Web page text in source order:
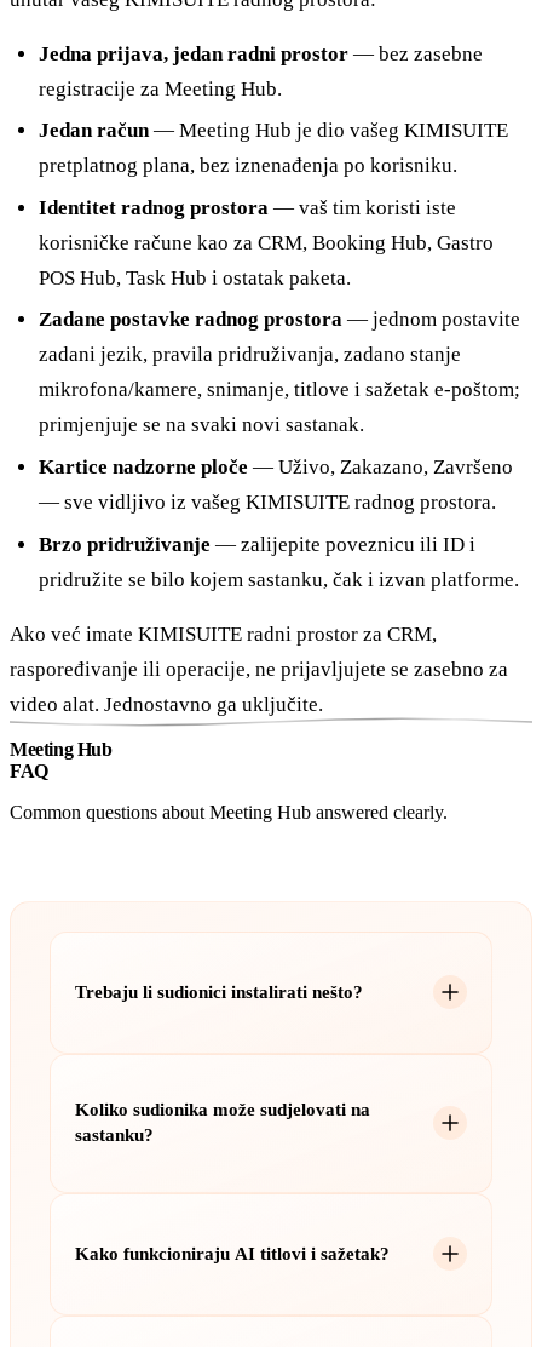
Jedna prijava, jedan radni prostor — bez zasebne
registracije za Meeting Hub.
Jedan račun— Meeting Hub je dio vašeg KIMISUITE
pretplatnog plana, bez iznenađenja po korisniku.
Identitet radnog prostora — vaš tim koristi iste
korisničke račune kao za CRM, Booking Hub, Gastro
POS Hub, Task Hub i ostatak paketa.
Zadane postavke radnog prostora — jednom postavite
zadani jezik, pravila pridruživanja, zadano stanje
mikrofona/kamere, snimanje, titlove i sažetak e-poštom;
primjenjuje se na svaki novi sastanak.
Kartice nadzorne ploče — Uživo, Zakazano, Završeno
— sve vidljivo iz vašeg KIMISUITE radnog prostora.
Brzo pridruživanje — zalijepite poveznicu ili ID i
pridružite se bilo kojem sastanku, čak i izvan platforme.
Ako već imate KIMISUITE radni prostor za CRM,
raspoređivanje ili operacije, ne prijavljujete se zasebno za
video alat. Jednostavno ga uključite.
Meeting Hub
FAQ
Common questions about Meeting Hub answered clearly.
Trebaju li sudionici instalirati nešto?
članovi tima i vanjski gosti pridružuju se putem linka u
bilo kojemu modernom pregledniku. Bez aplikacije, bez
Koliko sudionika može sudjelovati na
sastanku?
planu — pogledajte /pricing za trenutna ograničenja.
responzivnost velikih sastanaka.
Kako funkcioniraju AI titlovi i sažetak?